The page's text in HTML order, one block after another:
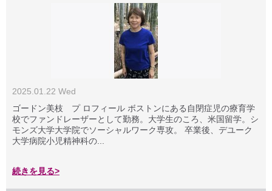
2025.01.22 Wed
ゴードン美枝 プ ロフィール ボストンにある自閉症児の療育学
校でファンドレーザーとして勤務。大学生のころ、米国留学。シ
モンズ大学大学院でソーシャルワーク専攻。 卒業後、デユーク
大学病院小児精神科の...
続きを見る>